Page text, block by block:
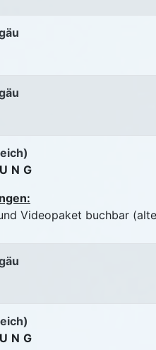
Videopaket buchbar